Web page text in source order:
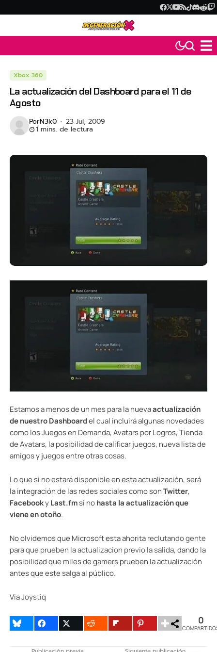
Xbox 360
La actualización del Dashboard para el 11 de
Agosto
PorN3k0 23 Jul, 2009
1 mins. de lectura
Estamos a menos de un mes para la nuevaactualización
de nuestro Dashboardel cual incluirá algunas novedades
como los Juegos en Demanda, Avatars por Logros, Tienda
de Avatars, la posibilidad de calificar juegos, nueva lista de
amigos y juegos entre otras cosas.
Lo que si no estará disponible en esta actualización, será
la integración de las redes sociales como sonTwitter,
FacebookyLast.fmsi nohasta la actualización que
viene en otoño.
No olvidemos que Microsoft esta ahoritareclutando gente
para que prueben la actualizacion previo la salida, dando la
posibilidad que miles de gamers prueben la actualización
antes que este salga al público.
ViaJoystiq
0